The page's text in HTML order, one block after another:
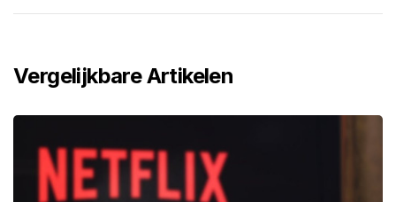
Vergelijkbare Artikelen